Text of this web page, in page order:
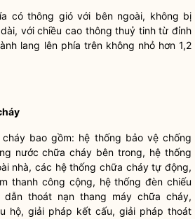
có thông gió với bên ngoài, không bị
với chiều cao thông thuỷ tinh từ đỉnh
lang lên phía trên không nhỏ hơn 1,2
bao gồm: hệ thống bảo vệ chống
nước chữa cháy bên trong, hệ thống
nhà, các hệ thống chữa cháy tự động,
thanh công cộng, hệ thống đèn chiếu
dẫn thoát nạn thang máy chữa cháy,
hộ, giải pháp kết cấu, giải pháp thoát